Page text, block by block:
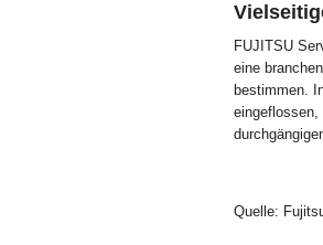
FUJITSU
eine
bestimmen.
eingeflossen,
Quelle: